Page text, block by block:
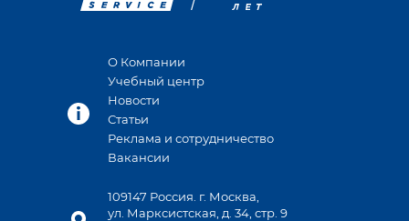
О Компании
Учебный центр
Новости
Статьи
Реклама и сотрудничество
Вакансии
109147 Россия. г. Москва,
ул. Марксистская, д. 34, стр. 9